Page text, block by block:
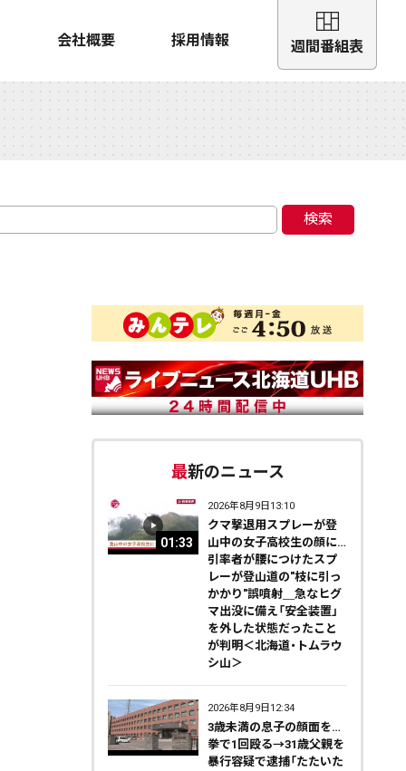
会社概要 採用情報 週間番組表
検索
最新のニュース
01:33
2026年8月9日13:10
クマ撃退用スプレーが登
山中の女子高校生の顔に…
引率者が腰につけたスプ
レーが登山道の"枝に引っ
かかり"誤噴射＿急なヒグ
マ出没に備え「安全装置」
を外した状態だったこと
が判明＜北海道・トムラウ
シ山＞
2026年8月9日12:34
3歳未満の息子の顔面を…
拳で1回殴る→31歳父親を
暴行容疑で逮捕「たたいた